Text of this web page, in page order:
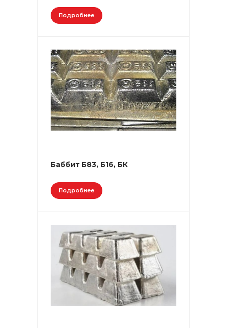
Подробнее
Баббит Б83, Б16, БК
Подробнее